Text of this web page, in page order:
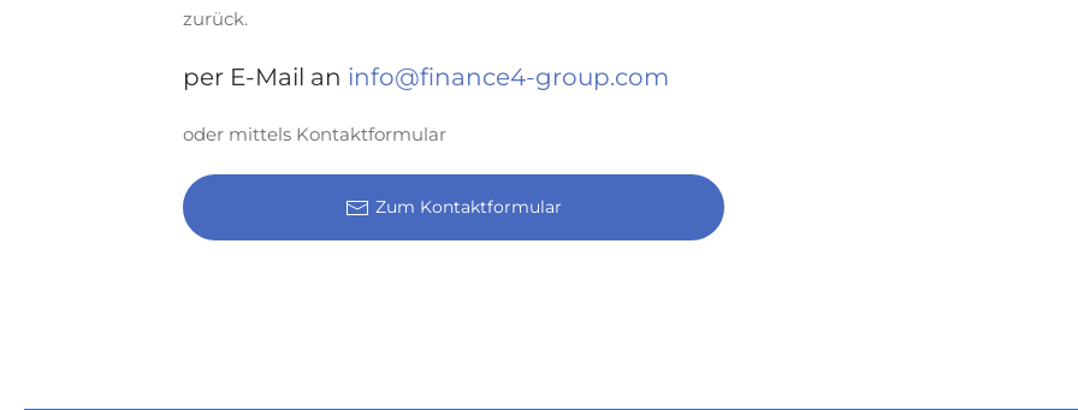
zurück.
per E-Mail an info@finance4-group.com
oder mittels Kontaktformular
Zum Kontaktformular